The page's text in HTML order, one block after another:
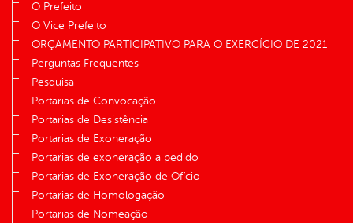
O Prefeito
O Vice Prefeito
ORÇAMENTO PARTICIPATIVO PARA O EXERCÍCIO DE 2021
Perguntas Frequentes
Pesquisa
Portarias de Convocação
Portarias de Desistência
Portarias de Exoneração
Portarias de exoneração a pedido
Portarias de Exoneração de Ofício
Portarias de Homologação
Portarias de Nomeação